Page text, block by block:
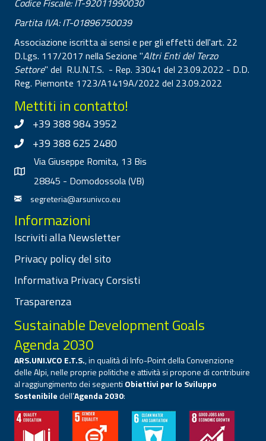
Codice Fiscale: IT-92011990030
Partita IVA: IT-01896750039
Associazione iscritta ai sensi e per gli effetti dell'art. 22
D.Lgs. 117/2017 nella Sezione "Altri Enti del Terzo
Settore" del R.U.N.T.S. - Rep. 33041 del 23.09.2022 - D.D.
Reg. Piemonte 1723/A1419A/2022 del 23.09.2022
Mettiti in contatto!
+39 388 984 3952
+39 388 625 2480
Via Giuseppe Romita, 13 Bis
28845 - Domodossola (VB)
segreteria@arsunivco.eu
Informazioni
Iscriviti alla Newsletter
Privacy policy del sito
Informativa Privacy Corsisti
Trasparenza
Sustainable Development Goals
Agenda 2030
ARS.UNI.VCO E.T.S., in qualità di Info-Point della Convenzione
delle Alpi, nelle proprie politiche e attività si propone di contribuire
al raggiungimento dei seguenti Obiettivi per lo Sviluppo
Sostenibiledell’Agenda 2030: